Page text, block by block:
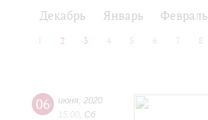
Декабрь Январь Февраль
2 3 4 5 6 7 8
06 июня 2020
15:00 Сб